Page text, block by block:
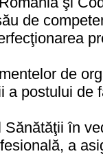
de
de
a postului de
în
a